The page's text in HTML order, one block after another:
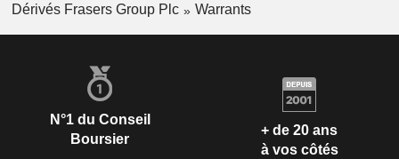
Dérivés Frasers Group Plc
Warrants
N°1 du Conseil
Boursier
+ de 20 ans
à vos côtés